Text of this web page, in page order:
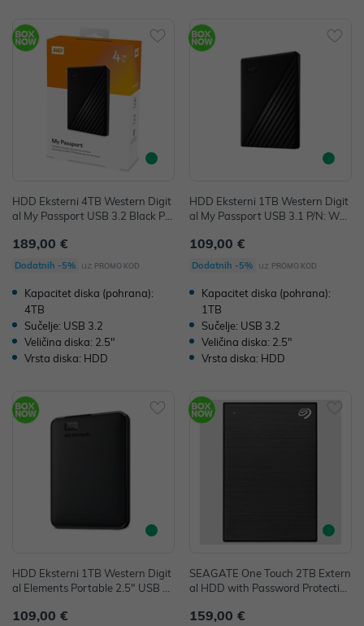
HDD Eksterni 4TB Western Digit
al My Passport USB 3.2 Black P/
189,00 €
Dodatnih -5% uz PROMO KOD
Kapacitet diska (pohrana):
4TB
Sučelje: USB 3.2
Veličina diska: 2.5"
Vrsta diska: HDD
HDD Eksterni 1TB Western Digit
al My Passport USB 3.1 P/N: WD
109,00 €
Dodatnih -5% uz PROMO KOD
Kapacitet diska (pohrana):
1TB
Sučelje: USB 3.2
Veličina diska: 2.5"
Vrsta diska: HDD
HDD Eksterni 1TB Western Digit
al Elements Portable 2.5" USB 3.
010BBK
109,00 €
SEAGATE One Touch 2TB Extern
al HDD with Password Protection
159,00 €